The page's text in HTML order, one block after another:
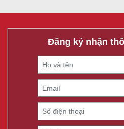
Đăng ký nhận